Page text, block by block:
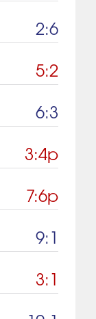
2:6
5:2
6:3
3:4p
7:6p
9:1
3:1